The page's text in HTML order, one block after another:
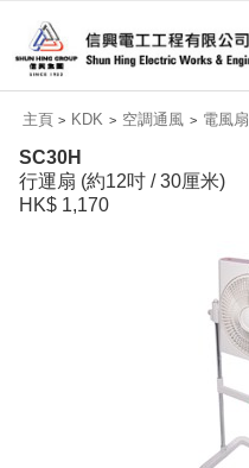
主頁 > KDK > 空調通風 > 電風扇
SC30H
行運扇 (約12吋 / 30厘米)
HK$ 1,170